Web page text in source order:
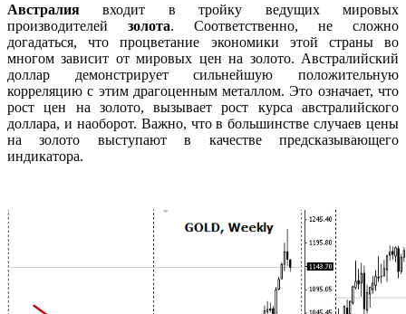
Австралия входит в тройку ведущих мировых
производителей золота. Соответственно, не сложно
догадаться, что процветание экономики этой страны во
многом зависит от мировых цен на золото. Австралийский
доллар демонстрирует сильнейшую положительную
корреляцию с этим драгоценным металлом. Это означает, что
рост цен на золото, вызывает рост курса австралийского
доллара, и наоборот. Важно, что в большинстве случаев цены
на золото выступают в качестве предсказывающего
индикатора.